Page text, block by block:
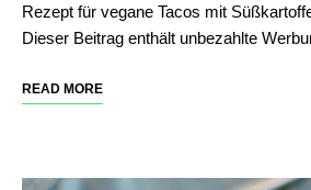
Rezept für vegane Tacos mit
Dieser Beitrag enthält unbezahlte
READ MORE